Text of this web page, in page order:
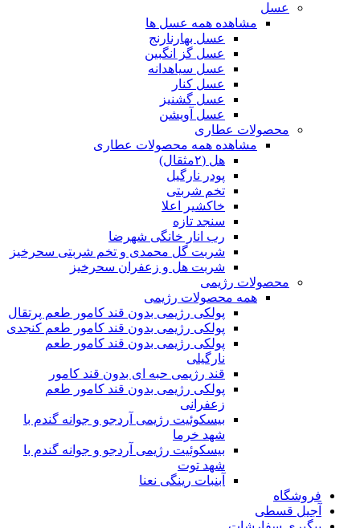
عسل
مشاهده همه عسل ها
عسل بهارنارنج
عسل گز انگبین
عسل سیاهدانه
عسل کنار
عسل گشنیز
عسل آویشن
محصولات عطاری
مشاهده همه محصولات عطاری
هل (۲مثقال)
پودر نارگیل
تخم شربتی
خاکشیر اعلا
سنجد تازه
رب انار خانگی شهرضا
شربت گل محمدی و تخم شربتی سحرخیز
شربت هل و زعفران سحرخیز
محصولات رژیمی
همه محصولات رژیمی
پولکی رژیمی بدون قند کامور طعم پرتقال
پولکی رژیمی بدون قند کامور طعم کنجدی
پولکی رژیمی بدون قند کامور طعم
نارگیلی
قند رژیمی حبه ای بدون قند کامور
پولکی رژیمی بدون قند کامور طعم
زعفرانی
بيسکوئيت رژیمی آردجو و جوانه گندم با
شهد خرما
بيسکوئيت رژیمی آردجو و جوانه گندم با
شهد توت
آبنبات رینگی نعنا
فروشگاه
آجیل قسطی